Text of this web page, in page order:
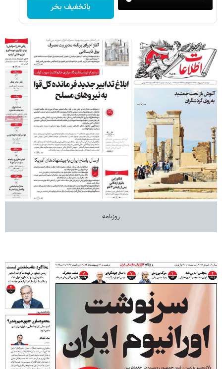
باتخفیف بخر
روزنامه